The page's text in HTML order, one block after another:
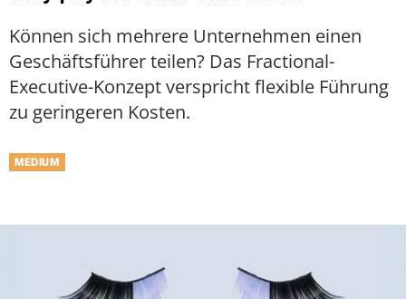
Können sich mehrere Unternehmen einen
Geschäftsführer teilen? Das Fractional-
Executive-Konzept verspricht flexible Führung
zu geringeren Kosten.
MEDIUM